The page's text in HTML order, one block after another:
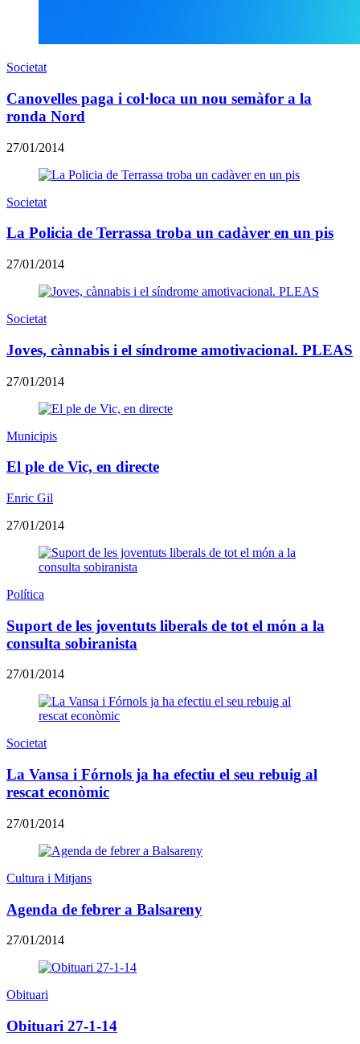
Societat
Canovelles paga i col·loca un nou semàfor a la
ronda Nord
27/01/2014
Societat
La Policia de Terrassa troba un cadàver en un pis
27/01/2014
Societat
Joves, cànnabis i el síndrome amotivacional. PLEAS
27/01/2014
Municipis
El ple de Vic, en directe
Enric Gil
27/01/2014
Política
Suport de les joventuts liberals de tot el món a la
consulta sobiranista
27/01/2014
Societat
La Vansa i Fórnols ja ha efectiu el seu rebuig al
rescat econòmic
27/01/2014
Cultura i Mitjans
Agenda de febrer a Balsareny
27/01/2014
Obituari
Obituari 27-1-14